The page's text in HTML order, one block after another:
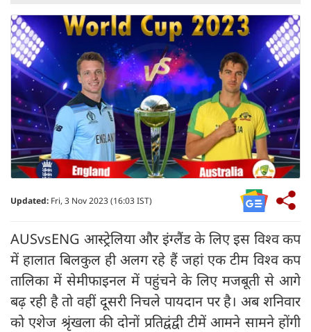
Updated: Fri, 3 Nov 2023 (16:03 IST)
AUSvsENG आस्ट्रेलिया और इंग्लैंड के लिए इस विश्व कप
में हालात बिलकुल ही अलग रहे हैं जहां एक टीम विश्व कप
तालिका में सेमीफाइनल में पहुंचने के लिए मजबूती से आगे
बढ़ रही है तो वहीं दूसरी निचले पायदान पर है। अब शनिवार
को एशेज श्रृंखला की दोनों प्रतिद्वंद्वी टीमें आमने सामने होंगी